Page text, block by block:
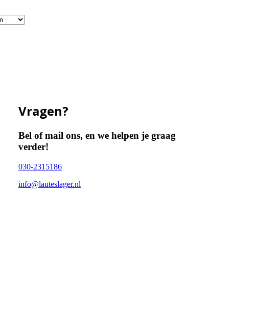
Vragen?
Bel of mail ons, en we helpen je graag
verder!
030-2315186
info@lauteslager.nl